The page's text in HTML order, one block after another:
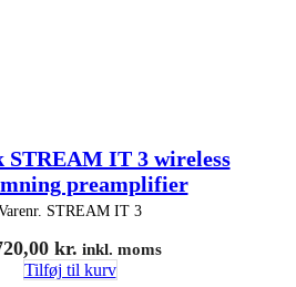
STREAM IT 3 wireless
preamplifier
STREAM IT 3
kr. inkl. moms
Tilføj til kurv